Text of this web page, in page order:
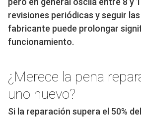
revisiones periódicas y seguir
fabricante puede prolongar
funcionamiento.
¿Merece la pena
uno nuevo?
Si la reparación supera el 50%